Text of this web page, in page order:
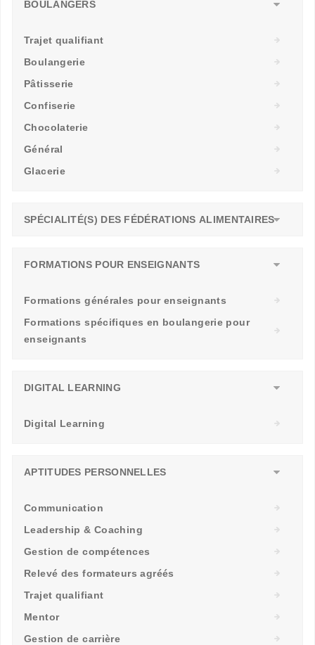
BOULANGERS
Trajet qualifiant
Boulangerie
Pâtisserie
Confiserie
Chocolaterie
Général
Glacerie
SPÉCIALITÉ(S) DES FÉDÉRATIONS ALIMENTAIRES
FORMATIONS POUR ENSEIGNANTS
Formations générales pour enseignants
Formations spécifiques en boulangerie pour
enseignants
DIGITAL LEARNING
Digital Learning
APTITUDES PERSONNELLES
Communication
Leadership & Coaching
Gestion de compétences
Relevé des formateurs agréés
Trajet qualifiant
Mentor
Gestion de carrière